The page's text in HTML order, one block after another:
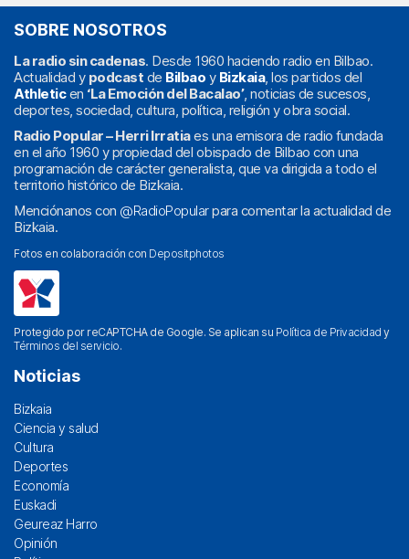
SOBRE NOSOTROS
La radio sin cadenas. Desde 1960 haciendo radio en Bilbao.
Actualidad y podcast de Bilbao y Bizkaia, los partidos del
Athleticen ‘La Emoción del Bacalao’, noticias de sucesos,
deportes, sociedad, cultura, política, religión y obra social.
Radio Popular – Herri Irratiaes una emisora de radio fundada
en el año 1960 y propiedad del obispado de Bilbao con una
programación de carácter generalista, que va dirigida a todo el
territorio histórico de Bizkaia.
Menciónanos con @RadioPopularpara comentar la actualidad de
Bizkaia.
Fotos en colaboración con Depositphotos
Protegido por reCAPTCHA de Google. Se aplican su Política de Privacidad y
Términos del servicio.
Noticias
Bizkaia
Ciencia y salud
Cultura
Deportes
Economía
Euskadi
Geureaz Harro
Opinión